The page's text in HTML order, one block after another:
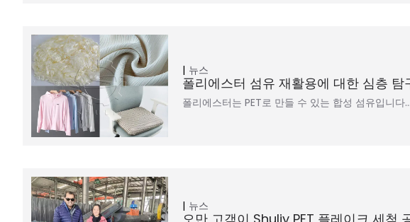
뉴스
폴리에스터 섬유 재활용에 대한 심층 탐
폴리에스터는 PET로 만들 수 있는 합성 섬유입니다
뉴스